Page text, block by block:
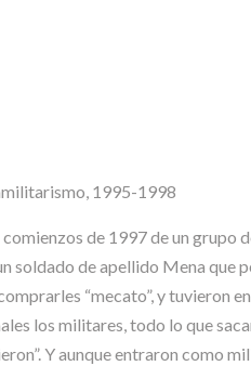
1995-1998
de 1997 de un
de apellido Mena que
“mecato”, y tuvieron
los militares, todo lo que
Y aunque entraron como